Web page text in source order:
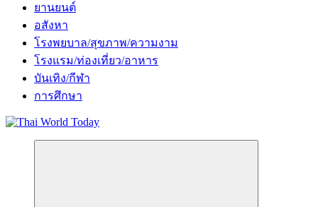
ยานยนต์
อสังหา
โรงพยบาล/สุขภาพ/ความงาม
โรงแรม/ท่องเที่ยว/อาหาร
บันเทิง/กีฬา
การศึกษา